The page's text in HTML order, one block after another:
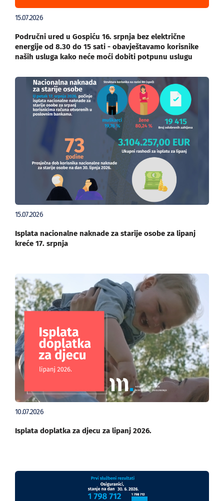
15.07.2026
Područni ured u Gospiću 16. srpnja bez električne
energije od 8.30 do 15 sati - obavještavamo korisnike
naših usluga kako neće moći dobiti potpunu uslugu
15.07.2026
Isplata nacionalne naknade za starije osobe za lipanj
kreće 17. srpnja
10.07.2026
Isplata doplatka za djecu za lipanj 2026.